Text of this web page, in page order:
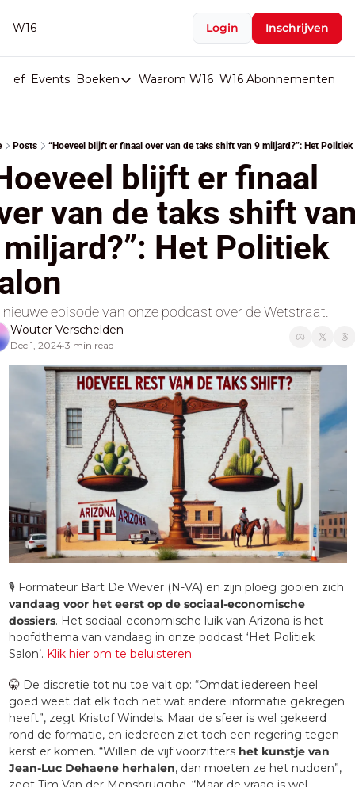
W16 Login Inschrijven
Events Boeken
Boeken
Boeken
Stop de Persen
Het Merk België
De Doodgravers van België
Waarom W16 W16 Abonnementen
Posts “Hoeveel blijft er finaal over van de taks shift van 9 miljard?”: Het Politiek
blijft er finaal
van de taks shift
Het Politiek
nieuwe episode van onze podcast over de Wetstraat.
Wouter Verschelden
Dec 1, 2024•3 min read
vandaag voor het eerst op de sociaal-economische
dossiers. Het sociaal-economische luik van Arizona is het
hoofdthema van vandaag in onze podcast ‘Het Politiek
Salon’. Klik hier om te beluisteren.
🤫 De discretie tot nu toe valt op: “Omdat iedereen heel
goed weet dat elk toch net wat andere informatie gekregen
heeft”, zegt Kristof Windels. Maar de sfeer is wel gekeerd
rond de formatie, en iedereen ziet toch een regering tegen
kerst er komen. “Willen de vijf voorzitters het kunstje van
Jean-Luc Dehaene herhalen, dan moeten ze het nudoen”,